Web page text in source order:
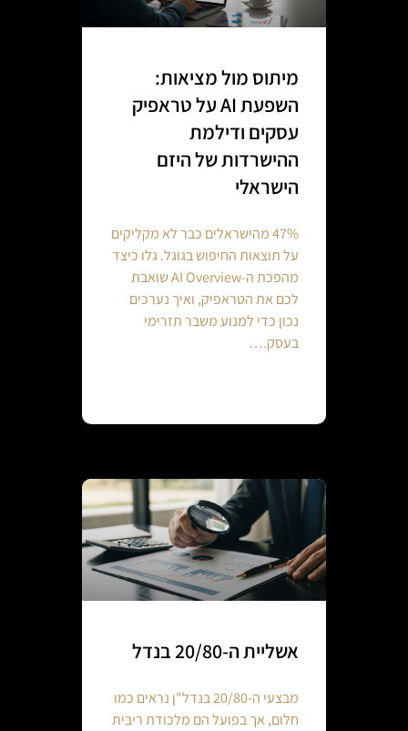
מיתוס מול מציאות:
השפעת AI על טראפיק
עסקים ודילמת
ההישרדות של היזם
הישראלי
47% מהישראלים כבר לא מקליקים
על תוצאות החיפוש בגוגל. גלו כיצד
מהפכת ה-AI Overview שואבת
לכם את הטראפיק, ואיך נערכים
נכון כדי למנוע משבר תזרימי
בעסק.…
אשליית ה-20/80 בנדל
מבצעי ה-20/80 בנדל"ן נראים כמו
חלום, אך בפועל הם מלכודת ריבית